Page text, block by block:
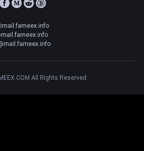
All Rights Reserved